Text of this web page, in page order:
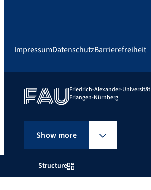
Structure
ImpressumDatenschutzBarrierefreiheit
Friedrich-Alexander-Universität
Erlangen-Nürnberg
Show more